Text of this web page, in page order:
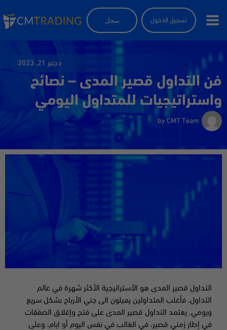
تسجيل الدخول سجل
دجنبر 21, 2023
فن التداول قصير المدى – نصائح
واستراتيجيات للمتداول اليومي
by CMT Team
التداول قصير المدى هو الأستراتيجية الأكثر شهرة في عالم
التداول، فأغلب المتداولين يميلون الى جني الأرباح بشكل سريع
ويومي. يعتمد التداول قصير المدى على فتح وإغلاق الصفقات
في إطار زمني قصير، في الغالب في نفس اليوم أو ايام، وعلى